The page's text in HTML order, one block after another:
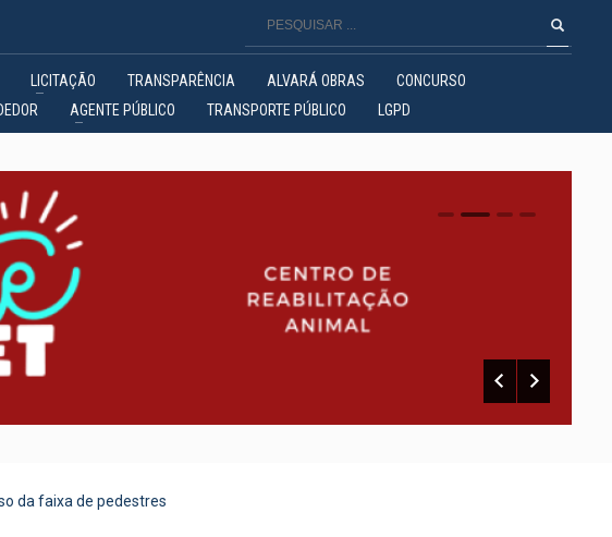
LICITAÇÃO TRANSPARÊNCIA ALVARÁ OBRAS
CONCURSO
AGENTE PÚBLICO TRANSPORTE PÚBLICO LGPD
0 1 2
da faixa de pedestres